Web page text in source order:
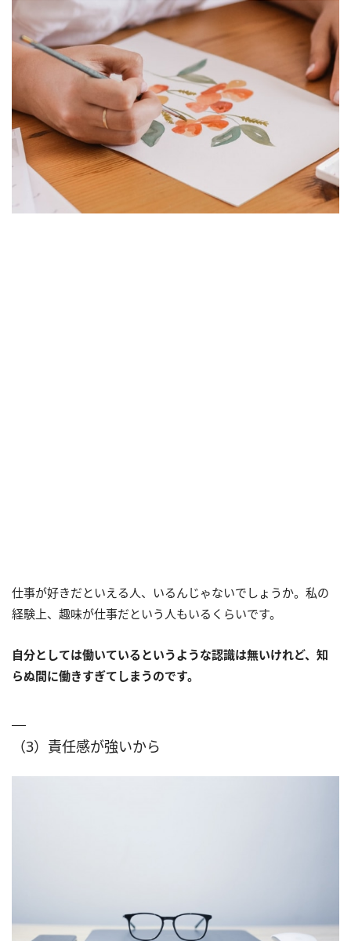
仕事が好きだといえる人、いるんじゃないでしょうか。私の
経験上、趣味が仕事だという人もいるくらいです。
自分としては働いているというような認識は無いけれど、知
らぬ間に働きすぎてしまうのです。
（3）責任感が強いから